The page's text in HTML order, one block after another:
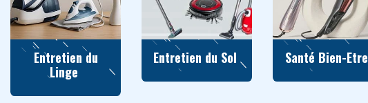
Entretien du
Linge
Entretien du Sol Santé Bien-Etre